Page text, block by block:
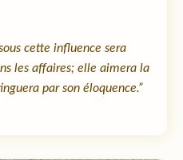
cette influence sera
les affaires; elle aimera la
par son éloquence.”